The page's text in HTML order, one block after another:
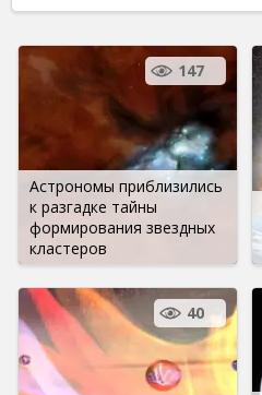
Астрономы приблизились
к разгадке тайны
формирования звездных
кластеров
147
40